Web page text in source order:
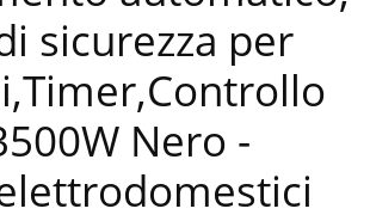
sicurezza per
Nero -